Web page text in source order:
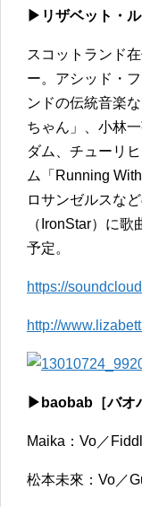
▶︎リザベット・
スコットランド
ー。アシッド・
ンドの伝統音楽
ちゃん」、小林
ダム、チューリ
ム「Running
ロサンゼルスな
（IronStar）に
予定。
https://
http://
▶︎baobab［バオ
Maika：Vo／
松本未來：Vo／